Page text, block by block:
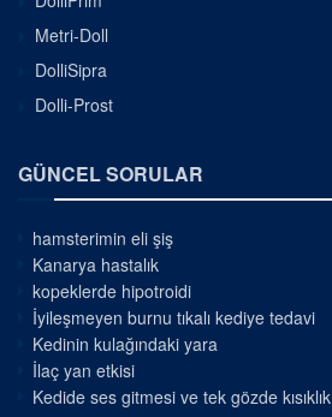
Metri-Doll
DolliSipra
Dolli-Prost
GÜNCEL SORULAR
hamsterimin eli şiş
Kanarya hastalık
kopeklerde hipotroidi
İyileşmeyen burnu tıkalı kediye tedavi
Kedinin kulağındaki yara
İlaç yan etkisi
Kedide ses gitmesi ve tek gözde kısıklık